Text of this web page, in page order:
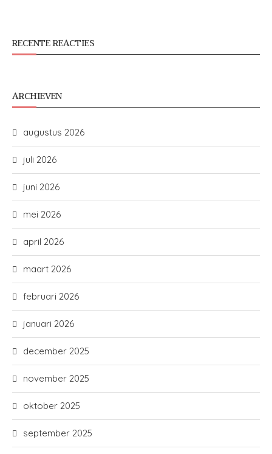
RECENTE REACTIES
ARCHIEVEN
augustus 2026
juli 2026
juni 2026
mei 2026
april 2026
maart 2026
februari 2026
januari 2026
december 2025
november 2025
oktober 2025
september 2025